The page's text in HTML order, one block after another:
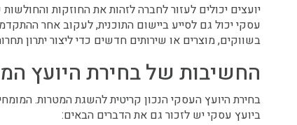
יועצים יכולים לעזור לחברה לזהות את החוזקות
עסקי יכול גם לסייע ביישום התוכנית, לעקוב אחר
בשווקים, מוצרים או שירותים חדשים כדי ליצור יתרון
החשיבות של בחירת היועץ
בחירת היועץ העסקי הנכון קריטית להשגת המטרות.
ביועץ עסקי יש לזכור גם את הדברים הבאים: